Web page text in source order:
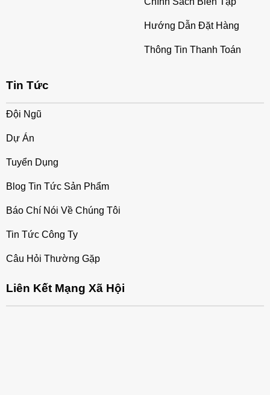
Hướng Dẫn Đặt Hàng
Thông Tin Thanh Toán
Tin Tức
Đội Ngũ
Dự Án
Tuyển Dụng
Blog Tin Tức Sản Phẩm
Báo Chí Nói Về Chúng Tôi
Tin Tức Công Ty
Câu Hỏi Thường Gặp
Liên Kết Mạng Xã Hội